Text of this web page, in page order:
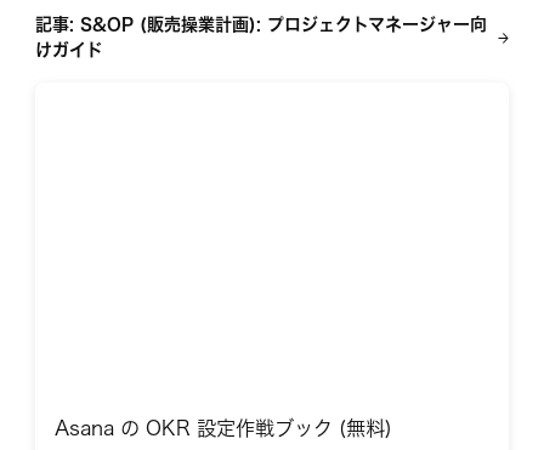
記事: S&OP (販売操業計画): プロジェクトマネージャー向
けガイド
Asana の OKR 設定作戦ブック (無料)